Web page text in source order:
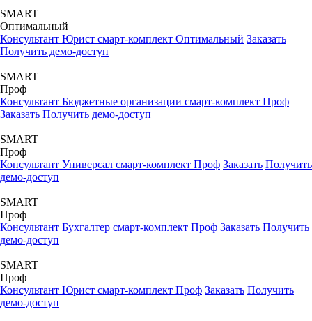
SMART
Оптимальный
Консультант Юрист смарт-комплект Оптимальный Заказать
Получить демо-доступ
SMART
Проф
Консультант Бюджетные организации смарт-комплект Проф
Заказать Получить демо-доступ
SMART
Проф
Консультант Универсал смарт-комплект Проф Заказать Получить
демо-доступ
SMART
Проф
Консультант Бухгалтер смарт-комплект Проф Заказать Получить
демо-доступ
SMART
Проф
Консультант Юрист смарт-комплект Проф Заказать Получить
демо-доступ